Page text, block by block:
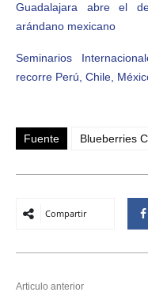
Guadalajara abre el
arándano mexicano
Seminarios
recorre Perú, Chile,
Fuente Blueberries
Compartir
Articulo anterior